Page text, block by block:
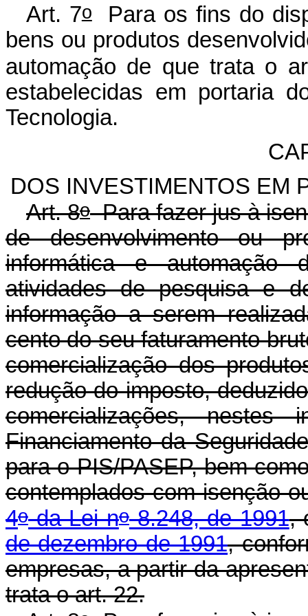
Art. 7oPara os fins do
bens ou produtos
automação de que trata o
estabelecidas em portaria
Tecnologia.
DOS INVESTIMENTOS EM
Art. 8oPara fazer jus à
de desenvolvimento ou
informática e automação
atividades de pesquisa e
informação a serem
cento do seu faturamento
comercialização dos
redução do imposto,
comercializações,
Financiamento da
para o PIS/PASEP, bem
contemplados com isenção
4oda Lei no8.248, de 1991,
de dezembro de 1991,
empresas, a partir da
trata o art. 22.